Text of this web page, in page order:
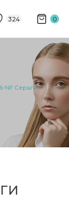
324 0
NF Серьги